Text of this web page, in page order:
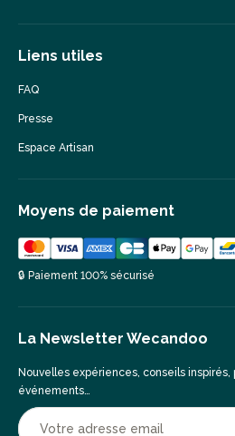
Liens utiles
FAQ
Presse
Espace Artisan
Moyens de paiement
🔒 Paiement 100% sécurisé
La Newsletter Wecandoo
Nouvelles expériences, conseils inspirés,
événements…